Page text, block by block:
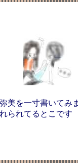
美を一寸書いてみ
られてるとこです